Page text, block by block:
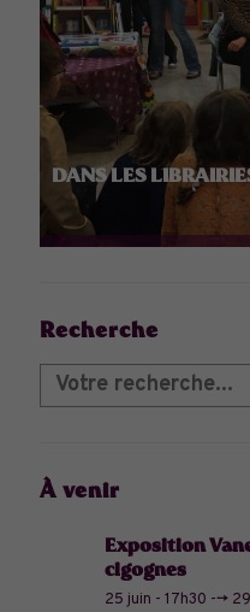
DANS LES
Recherche
À venir
Exposition
cigognes
25 juin - 17h30 -->